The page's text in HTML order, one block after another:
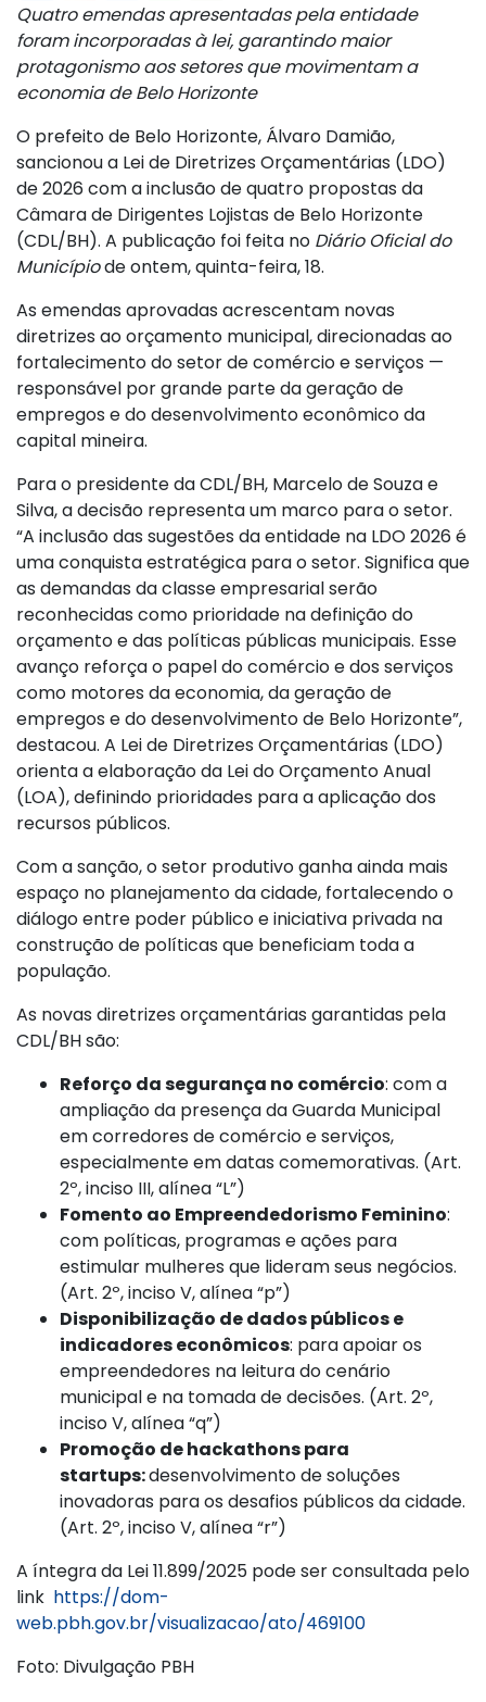
Quatro emendas apresentadas pela entidade
foram incorporadas à lei, garantindo maior
protagonismo aos setores que movimentam a
economia de Belo Horizonte
O prefeito de Belo Horizonte, Álvaro Damião,
sancionou a Lei de Diretrizes Orçamentárias (LDO)
de 2026 com a inclusão de quatro propostas da
Câmara de Dirigentes Lojistas de Belo Horizonte
(CDL/BH). A publicação foi feita no Diário Oficial do
Municípiode ontem, quinta-feira, 18.
As emendas aprovadas acrescentam novas
diretrizes ao orçamento municipal, direcionadas ao
fortalecimento do setor de comércio e serviços —
responsável por grande parte da geração de
empregos e do desenvolvimento econômico da
capital mineira.
Para o presidente da CDL/BH, Marcelo de Souza e
Silva, a decisão representa um marco para o setor.
“A inclusão das sugestões da entidade na LDO 2026 é
uma conquista estratégica para o setor. Significa que
as demandas da classe empresarial serão
reconhecidas como prioridade na definição do
orçamento e das políticas públicas municipais. Esse
avanço reforça o papel do comércio e dos serviços
como motores da economia, da geração de
empregos e do desenvolvimento de Belo Horizonte”,
destacou. A Lei de Diretrizes Orçamentárias (LDO)
orienta a elaboração da Lei do Orçamento Anual
(LOA), definindo prioridades para a aplicação dos
recursos públicos.
Com a sanção, o setor produtivo ganha ainda mais
espaço no planejamento da cidade, fortalecendo o
diálogo entre poder público e iniciativa privada na
construção de políticas que beneficiam toda a
população.
As novas diretrizes orçamentárias garantidas pela
CDL/BH são:
Reforço da segurança no comércio: com a
ampliação da presença da Guarda Municipal
em corredores de comércio e serviços,
especialmente em datas comemorativas. (Art.
2º, inciso III, alínea “L”)
Fomento ao Empreendedorismo Feminino:
com políticas, programas e ações para
estimular mulheres que lideram seus negócios.
(Art. 2º, inciso V, alínea “p”)
Disponibilização de dados públicos e
indicadores econômicos: para apoiar os
empreendedores na leitura do cenário
municipal e na tomada de decisões. (Art. 2º,
inciso V, alínea “q”)
Promoção de hackathons para
startups:desenvolvimento de soluções
inovadoras para os desafios públicos da cidade.
(Art. 2º, inciso V, alínea “r”)
A íntegra da Lei 11.899/2025 pode ser consultada pelo
link https://dom-
web.pbh.gov.br/visualizacao/ato/469100
Foto: Divulgação PBH